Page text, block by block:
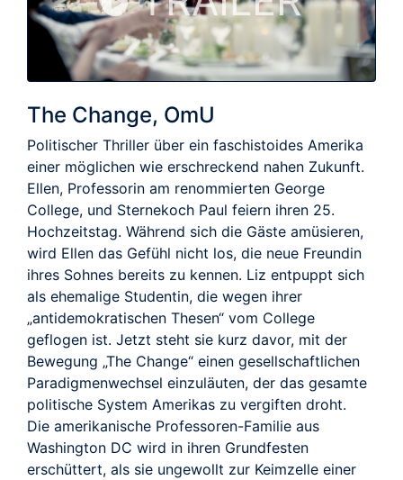
The Change, OmU
Politischer Thriller über ein faschistoides Amerika
einer möglichen wie erschreckend nahen Zukunft.
Ellen, Professorin am renommierten George
College, und Sternekoch Paul feiern ihren 25.
Hochzeitstag. Während sich die Gäste amüsieren,
wird Ellen das Gefühl nicht los, die neue Freundin
ihres Sohnes bereits zu kennen. Liz entpuppt sich
als ehemalige Studentin, die wegen ihrer
„antidemokratischen Thesen“ vom College
geflogen ist. Jetzt steht sie kurz davor, mit der
Bewegung „The Change“ einen gesellschaftlichen
Paradigmenwechsel einzuläuten, der das gesamte
politische System Amerikas zu vergiften droht.
Die amerikanische Professoren-Familie aus
Washington DC wird in ihren Grundfesten
erschüttert, als sie ungewollt zur Keimzelle einer